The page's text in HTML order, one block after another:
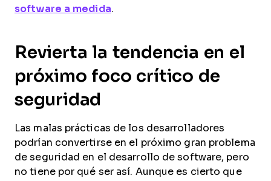
software a medida.
Revierta la tendencia en el
próximo foco crítico de
seguridad
Las malas prácticas de los desarrolladores
podrían convertirse en el próximo gran problema
de seguridad en el desarrollo de software, pero
no tiene por qué ser así. Aunque es cierto que